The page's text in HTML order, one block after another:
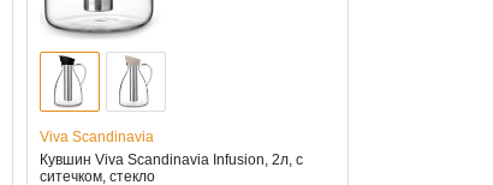
Viva Scandinavia
Кувшин Viva Scandinavia Infusion, 2л, с
ситечком, стекло